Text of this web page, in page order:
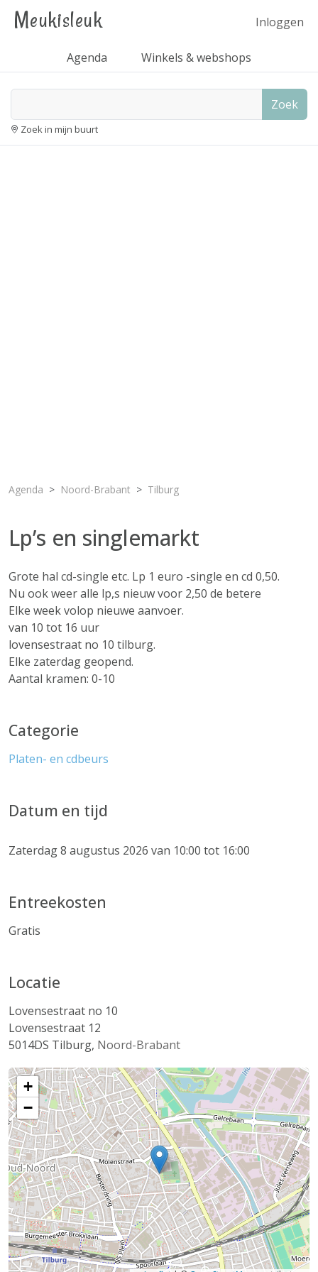
Meukisleuk Inloggen
Agenda Winkels & webshops
Zoek
Zoek in mijn buurt
Agenda Noord-Brabant Tilburg
Lp’s en singlemarkt
Grote hal cd-single etc. Lp 1 euro -single en cd 0,50.
Nu ook weer alle lp,s nieuw voor 2,50 de betere
Elke week volop nieuwe aanvoer.
van 10 tot 16 uur
lovensestraat no 10 tilburg.
Elke zaterdag geopend.
Aantal kramen: 0-10
Categorie
Platen- en cdbeurs
Datum en tijd
Zaterdag 8 augustus 2026 van 10:00 tot 16:00
Entreekosten
Gratis
Locatie
Lovensestraat no 10
Lovensestraat 12
5014DS Tilburg, Noord-Brabant
+
−